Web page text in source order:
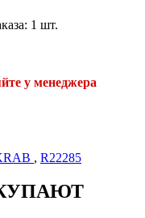
1 шт.
у менеджера
, R22285